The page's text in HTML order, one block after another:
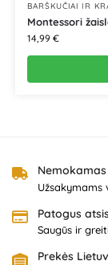
BARŠKUČIAI IR
Montessori
14,99 €
Užsakymams
Patogus
Saugūs ir
Prekės